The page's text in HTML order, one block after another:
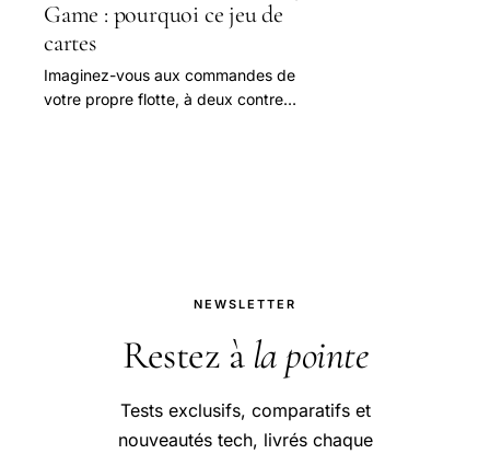
Game : pourquoi ce jeu de
cartes
Imaginez-vous aux commandes de
votre propre flotte, à deux contre
NEWSLETTER
Restez à la pointe
Tests exclusifs, comparatifs et
nouveautés tech, livrés chaque